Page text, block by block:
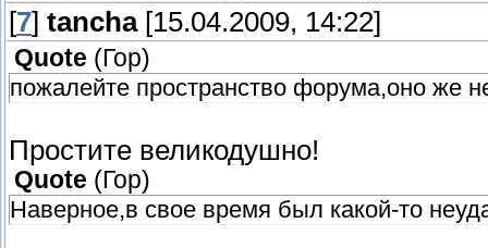
[7] tancha[15.04.2009, 14:22]
Quote ( Гор)
пожалейте пространство форума,оно же
Простите великодушно!
Quote ( Гор)
Наверное,в свое время был какой-то